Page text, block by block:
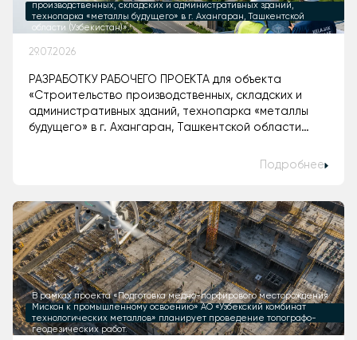
производственных, складских и административных зданий,
технопарка «металлы будущего» в г. Ахангаран, Ташкентской
области (Узбекистан)».
29.07.2026
РАЗРАБОТКУ РАБОЧЕГО ПРОЕКТА для объекта
«Строительство производственных, складских и
административных зданий, технопарка «металлы
будущего» в г. Ахангаран, Ташкентской области
Подробнее
В рамках проекта «Подготовка медно-порфирового месторождения
Мискон к промышленному освоению» АО «Узбекский комбинат
технологических металлов» планирует проведение топографо-
геодезических работ.